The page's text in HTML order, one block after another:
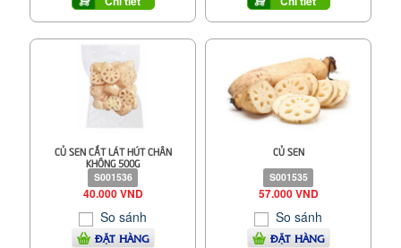
CỦ SEN CẮT LÁT HÚT CHÂN
KHÔNG 500G
S001536
40.000 VND
So sánh
ĐẶT HÀNG
CỦ SEN
S001535
57.000 VND
So sánh
ĐẶT HÀNG